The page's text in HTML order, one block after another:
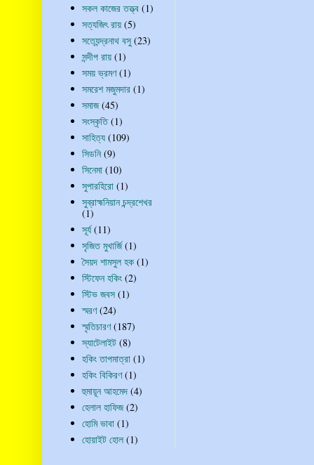
সকল কাজের তত্ত্ব (1)
সত্যজিৎ রায় (5)
সত্যেন্দ্রনাথ বসু (23)
সন্দীপ রায় (1)
সময় ভ্রমণ (1)
সমরেশ মজুমদার (1)
সমাজ (45)
সংস্কৃতি (1)
সাহিত্য (109)
সিডনি (9)
সিনেমা (10)
সুপারহিরো (1)
সুব্রাহ্মনিয়ান চন্দ্রশেখর
(1)
সূর্য (11)
সৃজিত মুখার্জি (1)
সৈয়দ শামসুল হক (1)
স্টিফেন হকিং (2)
স্টিভ জবস (1)
স্মরণ (24)
স্মৃতিচারণ (187)
স্যাটেলাইট (8)
হকিং তাপমাত্রা (1)
হকিং বিকিরণ (1)
হুমায়ূন আহমেদ (4)
হেলাল হাফিজ (2)
হোমি ভাবা (1)
হোয়াইট হোল (1)